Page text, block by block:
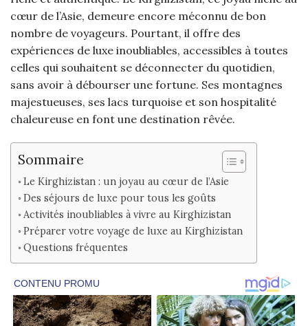
cœur de l’Asie, demeure encore méconnu de bon
nombre de voyageurs. Pourtant, il offre des
expériences de luxe inoubliables, accessibles à toutes
celles qui souhaitent se déconnecter du quotidien,
sans avoir à débourser une fortune. Ses montagnes
majestueuses, ses lacs turquoise et son hospitalité
chaleureuse en font une destination rêvée.
Sommaire
Le Kirghizistan : un joyau au cœur de l’Asie
Des séjours de luxe pour tous les goûts
Activités inoubliables à vivre au Kirghizistan
Préparer votre voyage de luxe au Kirghizistan
Questions fréquentes